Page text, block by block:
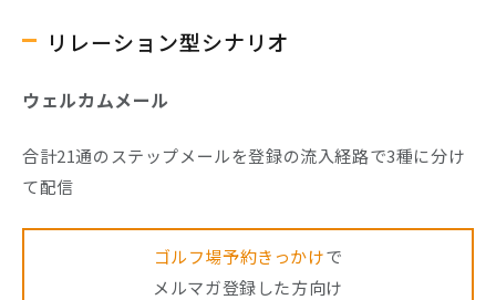
リレーション型シナリオ
ウェルカムメール
合計21通のステップメールを登録の流入経路で3種に分け
て配信
ゴルフ場予約きっかけで
メルマガ登録した方向け